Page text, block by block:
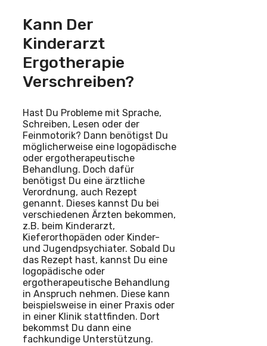
Kann Der
Kinderarzt
Ergotherapie
Verschreiben?
Hast Du Probleme mit Sprache,
Schreiben, Lesen oder der
Feinmotorik? Dann benötigst Du
möglicherweise eine logopädische
oder ergotherapeutische
Behandlung. Doch dafür
benötigst Du eine ärztliche
Verordnung, auch Rezept
genannt. Dieses kannst Du bei
verschiedenen Ärzten bekommen,
z.B. beim Kinderarzt,
Kieferorthopäden oder Kinder-
und Jugendpsychiater. Sobald Du
das Rezept hast, kannst Du eine
logopädische oder
ergotherapeutische Behandlung
in Anspruch nehmen. Diese kann
beispielsweise in einer Praxis oder
in einer Klinik stattfinden. Dort
bekommst Du dann eine
fachkundige Unterstützung.